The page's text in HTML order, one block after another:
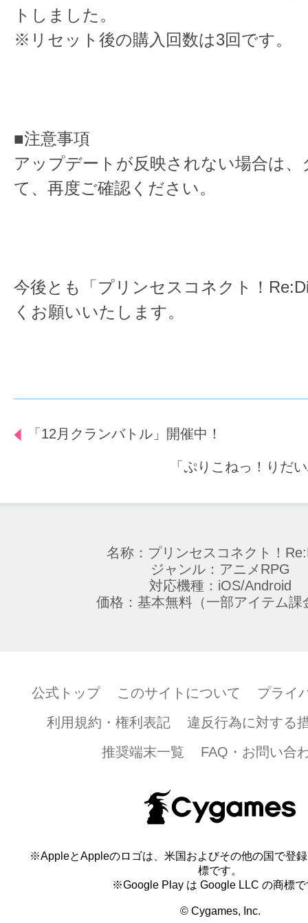
トしました。
※リセット後の購入回数は3回です。
■注意事項
アップデートが反映されない場合は
て、再度ご確認ください。
今後とも「プリンセスコネクト！
くお願いいたします。
「12月クランバトル」開催中！
「ぷりこねっ！りだ
名称：プリンセスコネクト！
ジャンル：アニメRPG
対応機種：iOS/Android
価格：基本無料（一部アイテム課
公式トップ このサイトについて
プライ
利用規約・権利表記
違反行為に対する
推奨端末一覧
FAQ・お問い合
※AppleとAppleのロゴは、米国およびその他の国で登
標です。
※Google Play は Google LLC の商標で
© Cygames, Inc.